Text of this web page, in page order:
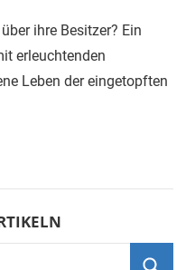
ihre Besitzer? Ein
erleuchtenden
Leben der eingetopften